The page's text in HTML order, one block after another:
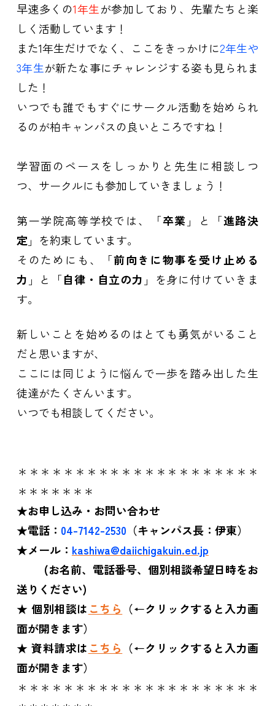
早速多くの1年生が参加しており、先輩たちと楽
しく活動しています！
また1年生だけでなく、ここをきっかけに2年生や
3年生が新たな事にチャレンジする姿も見られま
した！
いつでも誰でもすぐにサークル活動を始められ
るのが柏キャンパスの良いところですね！
学習面のペースをしっかりと先生に相談しつ
つ、サークルにも参加していきましょう！
第一学院高等学校では、「卒業 」と「進路決
定」を約束しています。
そのためにも、「前向きに物事を受け止める
力 」と「自律・自立の力 」を身に付けていきま
す。
新しいことを始めるのはとても勇気がいること
だと思いますが、
ここには同じように悩んで一歩を踏み出した生
徒達がたくさんいます。
いつでも相談してください。
＊＊＊＊＊＊＊＊＊＊＊＊＊＊＊＊＊＊＊＊＊
＊＊＊＊＊＊＊
★お申し込み・お問い合わせ
★電話： 04-7142-2530 （キャンパス長：伊東）
★メール： kashiwa@daiichigakuin.ed.jp
(お名前、電話番号、個別相談希望日時をお
送りください)
★ 個別相談は こちら （←クリックすると入力画
面が開きます）
★ 資料請求は こちら （←クリックすると入力画
面が開きます）
＊＊＊＊＊＊＊＊＊＊＊＊＊＊＊＊＊＊＊＊＊